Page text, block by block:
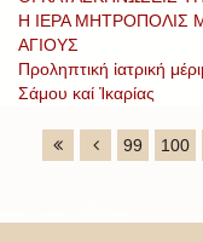
Η ΙΕΡΑ ΜΗΤΡΟΠΟΛΙΣ
ΑΓΙΟΥΣ
Προληπτική ἰατρική
Σάμου καί Ἰκαρίας
99 100